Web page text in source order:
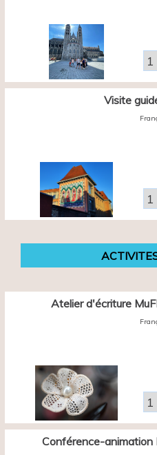
Visite
Atelier d'écriture
Conférence-animation